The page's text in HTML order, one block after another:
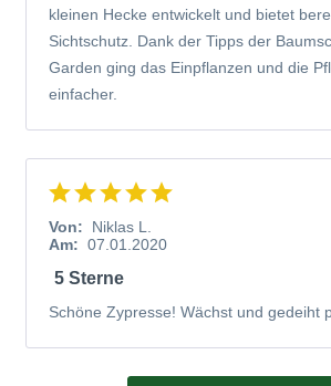
Atemwegserkrankungen eingesetzt und
schleimlösend sowie antiseptisch.
kleinen Hecke entwickelt und bietet
Sichtschutz. Dank der Tipps der
Garden ging das Einpflanzen und die
einfacher.
Von:
Niklas L.
Am: 07.01.2020
5 Sterne
Schöne Zypresse! Wächst und gedeiht